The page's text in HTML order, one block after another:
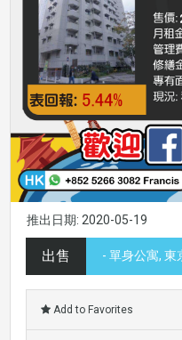
推出日期: 2020-05-19
出售 - 單身公寓, 東
Add to Favorites